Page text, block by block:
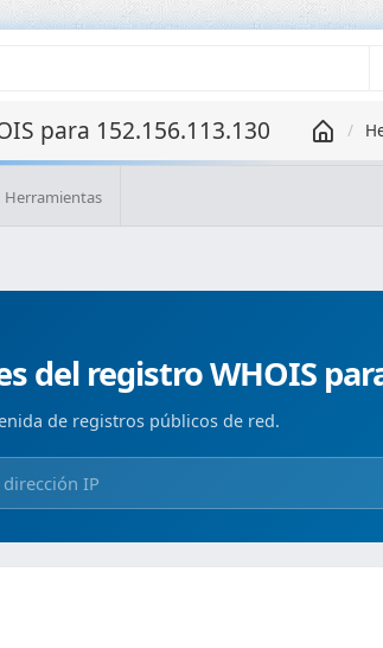
para 152.156.113.130
Herramientas
del registro WHOIS
de registros públicos de red.